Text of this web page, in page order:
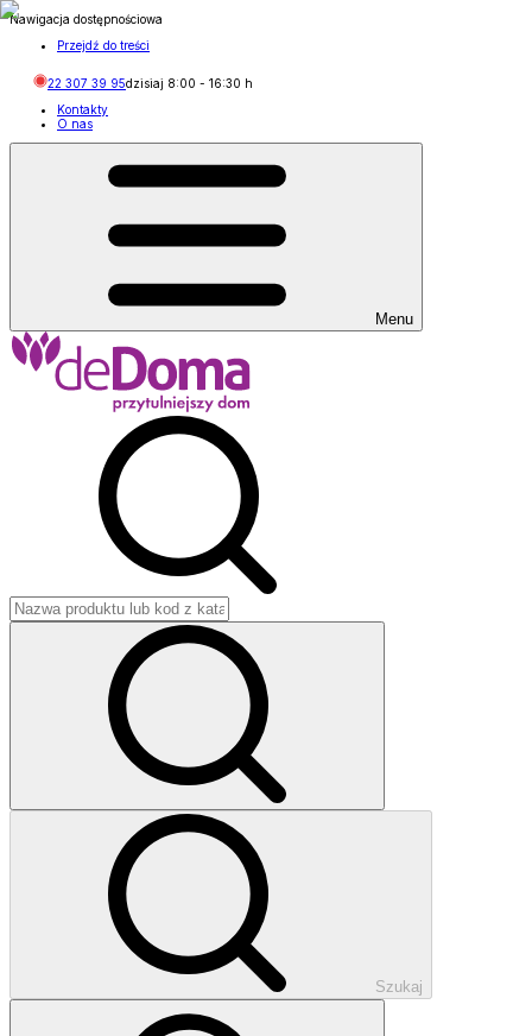
Nawigacja dostępnościowa
Przejdź do treści
22 307 39 95dzisiaj 8:00 - 16:30 h
Kontakty
O nas
Menu
Szukaj